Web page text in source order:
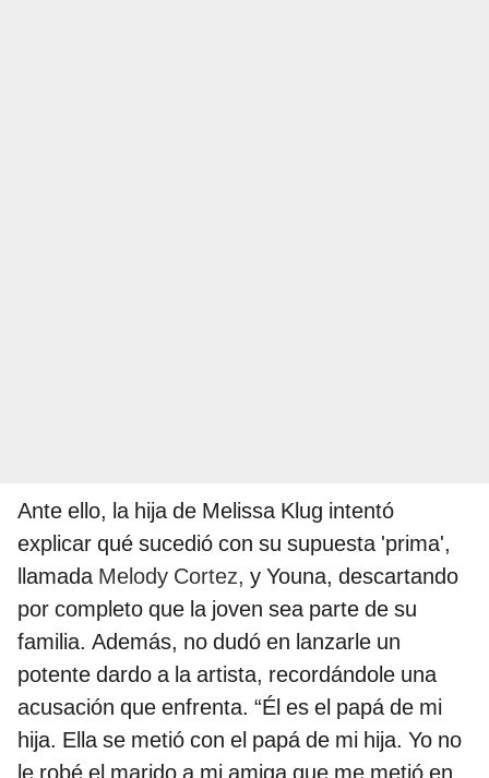
Ante ello, la hija de Melissa Klug intentó
explicar qué sucedió con su supuesta 'prima',
llamada Melody Cortez, y Youna, descartando
por completo que la joven sea parte de su
familia. Además, no dudó en lanzarle un
potente dardo a la artista, recordándole una
acusación que enfrenta. “Él es el papá de mi
hija. Ella se metió con el papá de mi hija. Yo no
le robé el marido a mi amiga que me metió en